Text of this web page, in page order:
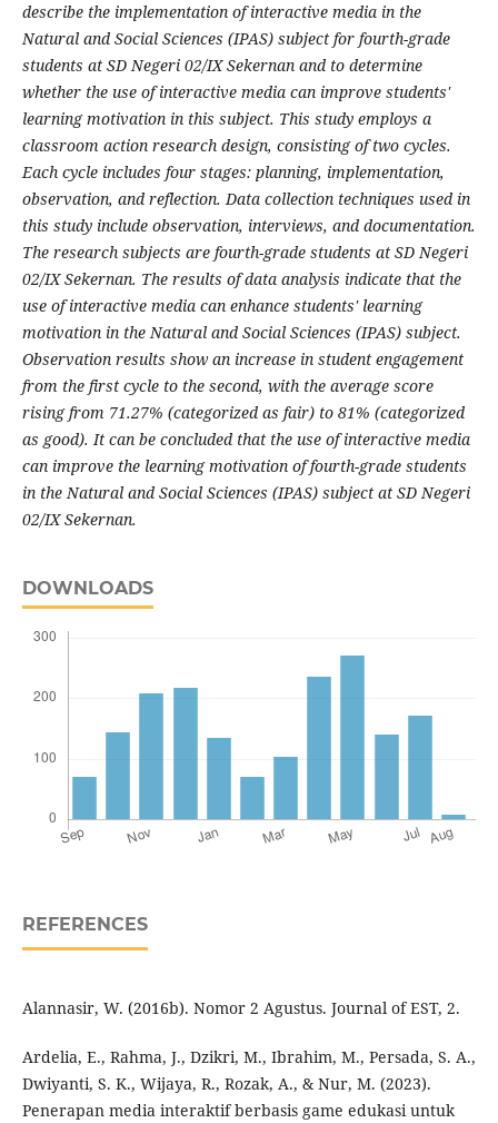
describe the implementation of interactive media in the
Natural and Social Sciences (IPAS) subject for fourth-grade
students at SD Negeri 02/IX Sekernan and to determine
whether the use of interactive media can improve students'
learning motivation in this subject. This study employs a
classroom action research design, consisting of two cycles.
Each cycle includes four stages: planning, implementation,
observation, and reflection. Data collection techniques used in
this study include observation, interviews, and documentation.
The research subjects are fourth-grade students at SD Negeri
02/IX Sekernan. The results of data analysis indicate that the
use of interactive media can enhance students' learning
motivation in the Natural and Social Sciences (IPAS) subject.
Observation results show an increase in student engagement
from the first cycle to the second, with the average score
rising from 71.27% (categorized as fair) to 81% (categorized
as good). It can be concluded that the use of interactive media
can improve the learning motivation of fourth-grade students
in the Natural and Social Sciences (IPAS) subject at SD Negeri
02/IX Sekernan.
DOWNLOADS
REFERENCES
Alannasir, W. (2016b). Nomor 2 Agustus. Journal of EST, 2.
Ardelia, E., Rahma, J., Dzikri, M., Ibrahim, M., Persada, S. A.,
Dwiyanti, S. K., Wijaya, R., Rozak, A., & Nur, M. (2023).
Penerapan media interaktif berbasis game edukasi untuk